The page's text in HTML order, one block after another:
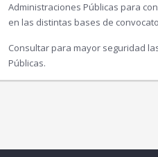
Administraciones Públicas para
en las distintas bases de
Consultar para mayor seguridad
Públicas.